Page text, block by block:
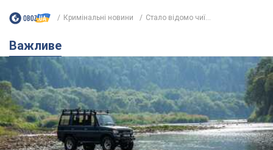
Кримінальні новини Стало відомо чиї...
Важливе